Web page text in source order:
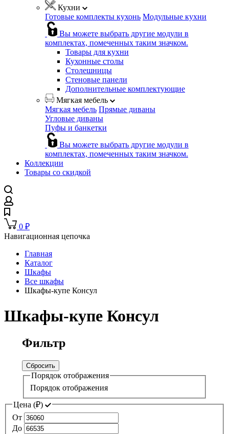
Кухни
Готовые комплекты кухонь Модульные кухни
Вы можете выбрать другие модули в
комплектах, помеченных таким значком.
Товары для кухни
Кухонные столы
Столешницы
Стеновые панели
Дополнительные комплектующие
Мягкая мебель
Мягкая мебель Прямые диваны
Угловые диваны
Пуфы и банкетки
Вы можете выбрать другие модули в
комплектах, помеченных таким значком.
Коллекции
Товары со скидкой
0 ₽
Навигационная цепочка
Главная
Каталог
Шкафы
Все шкафы
Шкафы-купе Консул
Шкафы-купе Консул
Фильтр
Сбросить
Порядок отображения
Порядок отображения
Цена (₽)
От
До